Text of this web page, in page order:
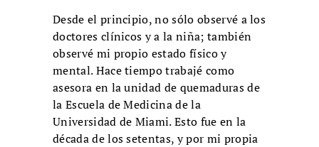
Desde el principio, no sólo observé a los
doctores clínicos y a la niña; también
observé mi propio estado físico y
mental. Hace tiempo trabajé como
asesora en la unidad de quemaduras de
la Escuela de Medicina de la
Universidad de Miami. Esto fue en la
década de los setentas, y por mi propia